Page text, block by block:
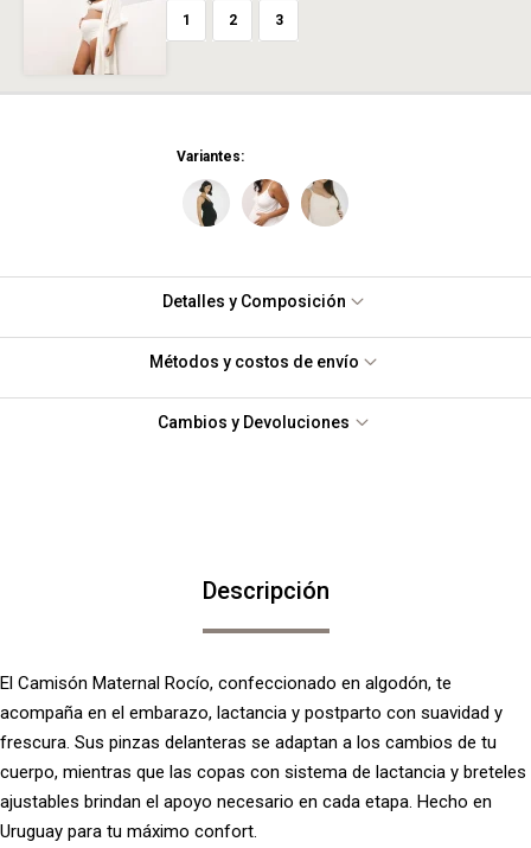
1 2 3
Variantes:
Detalles y Composición
Métodos y costos de envío
Cambios y Devoluciones
Descripción
El Camisón Maternal Rocío, confeccionado en algodón, te
acompaña en el embarazo, lactancia y postparto con suavidad y
frescura. Sus pinzas delanteras se adaptan a los cambios de tu
cuerpo, mientras que las copas con sistema de lactancia y breteles
ajustables brindan el apoyo necesario en cada etapa. Hecho en
Uruguay para tu máximo confort.